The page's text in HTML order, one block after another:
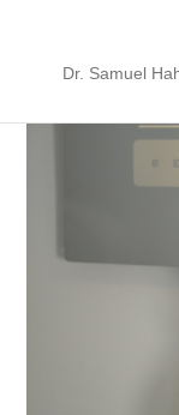
Dr. Samuel